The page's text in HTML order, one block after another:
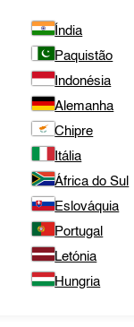
Índia
Paquistão
Indonésia
Alemanha
Chipre
Itália
África do Sul
Eslováquia
Portugal
Letónia
Hungria